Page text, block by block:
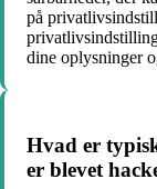
på
dine oplysninger
Hvad er
er blevet